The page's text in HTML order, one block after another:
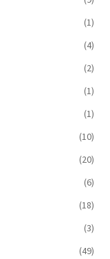
(1)
(4)
(2)
(1)
(1)
(10)
(20)
(6)
(18)
(3)
(49)